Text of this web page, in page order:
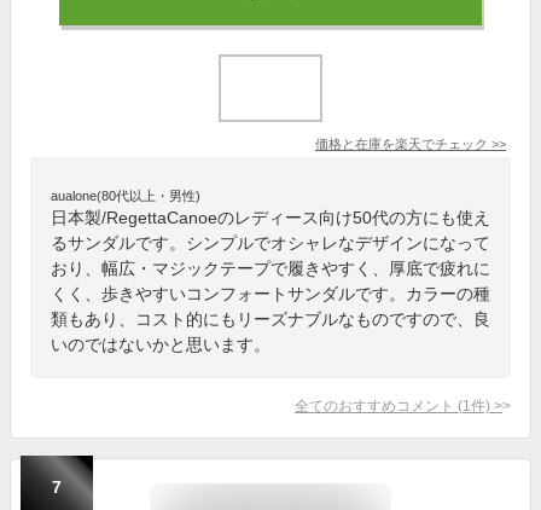
価格と在庫を楽天でチェック >>
aualone(80代以上・男性)
日本製/RegettaCanoeのレディース向け50代の方にも使え
るサンダルです。シンプルでオシャレなデザインになって
おり、幅広・マジックテープで履きやすく、厚底で疲れに
くく、歩きやすいコンフォートサンダルです。カラーの種
類もあり、コスト的にもリーズナブルなものですので、良
いのではないかと思います。
全てのおすすめコメント (1 件) >
7